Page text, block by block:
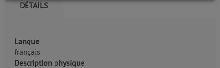
DÉTAILS
Langue
français
Description physique